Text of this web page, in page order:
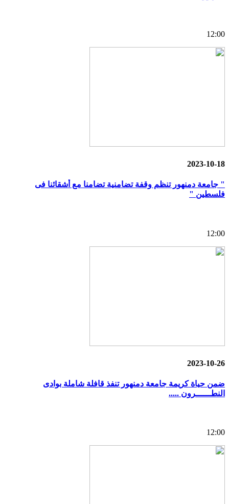
12:00
2023-10-18
" جامعة دمنهور تنظم وقفة تضامنية تضامنا مع أشقائنا فى
فلسطين "
12:00
2023-10-26
ضمن حياة كريمة جامعة دمنهور تنفذ قافلة شاملة بوادى
النطــــــرون .....
12:00